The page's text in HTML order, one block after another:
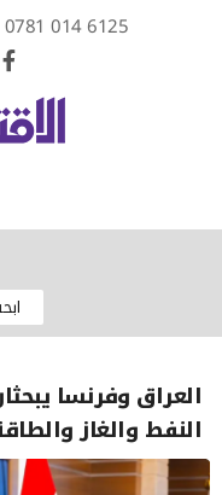
0781 014 6125
العراق وفرنسا
النفط والغاز